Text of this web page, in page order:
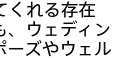
くれる存在
、ウェディン
ーズやウェル